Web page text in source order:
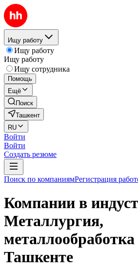
Ищу работу
Ищу работу
Ищу работу
Ищу сотрудника
Помощь
Ещё
Поиск
Ташкент
RU
Войти
Войти
Создать резюме
Поиск по компаниямРегистрация
Компании в
Металлургия,
металлообработка
Ташкенте